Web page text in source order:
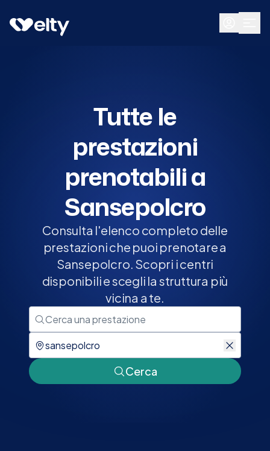
Prenota visita
Tutte le
prestazioni
prenotabili a
Sansepolcro
Consulta l'elenco completo delle
prestazioni che puoi prenotare a
Sansepolcro. Scopri i centri
disponibili e scegli la struttura più
vicina a te.
Cerca